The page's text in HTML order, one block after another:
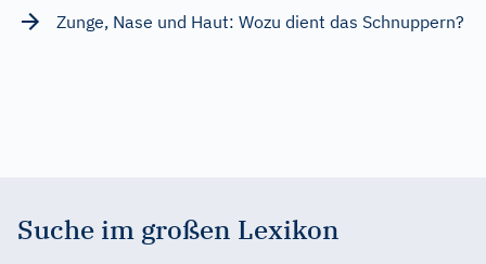
Zunge, Nase und Haut: Wozu dient das Schnuppern?
Suche im großen Lexikon